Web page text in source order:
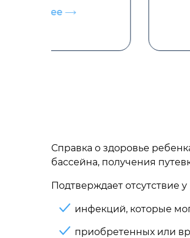
Узнать
Справка о здоровье
бассейна, получения
Подтверждает отсутствие
инфекций, которые
приобретенных или